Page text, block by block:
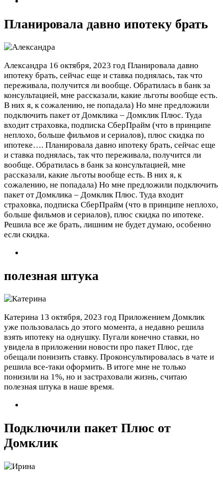
Планировала давно ипотеку брать
Александра 16 октября, 2023 год Планировала давно
ипотеку брать, сейчас еще и ставка поднялась, так что
переживала, получится ли вообще. Обратилась в банк за
консультацией, мне рассказали, какие льготы вообще есть.
В них я, к сожалению, не попадала) Но мне предложили
подключить пакет от Домклика – Домклик Плюс. Туда
входит страховка, подписка СберПрайм (что в принципе
неплохо, больше фильмов и сериалов), плюс скидка по
ипотеке…. Планировала давно ипотеку брать, сейчас еще
и ставка поднялась, так что переживала, получится ли
вообще. Обратилась в банк за консультацией, мне
рассказали, какие льготы вообще есть. В них я, к
сожалению, не попадала) Но мне предложили подключить
пакет от Домклика – Домклик Плюс. Туда входит
страховка, подписка СберПрайм (что в принципе неплохо,
больше фильмов и сериалов), плюс скидка по ипотеке.
Решила все же брать, лишним не будет думаю, особенно
если скидка.
полезная штука
Катерина 13 октября, 2023 год Приложением Домклик
уже пользовалась до этого момента, а недавно решила
взять ипотеку на однушку. Пугали конечно ставки, но
увидела в приложении новости про пакет Плюс, где
обещали понизить ставку. Проконсультировалась в чате и
решила все-таки оформить. В итоге мне не только
понизили на 1%, но и застраховали жизнь, считаю
полезная штука в наше время.
Подключили пакет Плюс от
Домклик